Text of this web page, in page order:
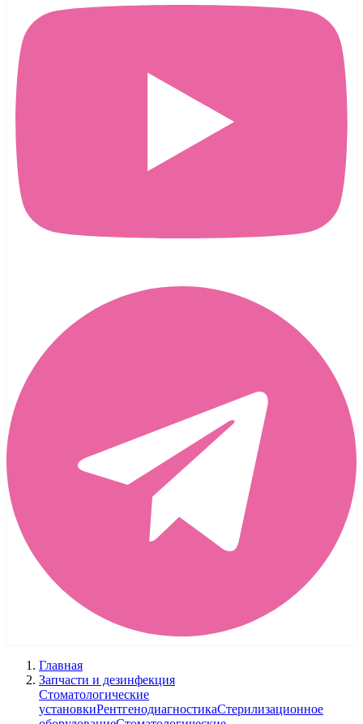
Главная
Запчасти и дезинфекция
Стоматологические
установкиРентгенодиагностикаСтерилизационное